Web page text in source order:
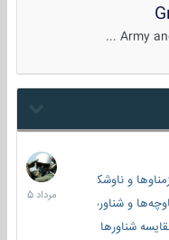
Army
و ناوشکن‌ها
و شناورهای گشتی
شناورها
2
مرداد
1405